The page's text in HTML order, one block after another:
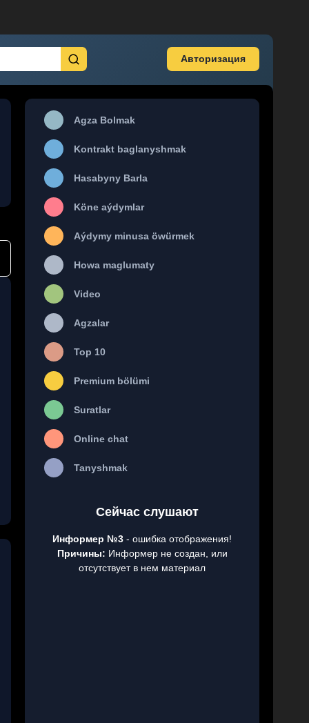
Авторизация
Agza Bolmak
Kontrakt baglanyshmak
Hasabyny Barla
Köne aýdymlar
Aýdymy minusa öwürmek
Howa maglumaty
Video
Agzalar
Top 10
Premium bölümi
Suratlar
Online chat
Tanyshmak
Сейчас слушают
Информер №3 - ошибка отображения!
Причины: Информер не создан, или
отсутствует в нем материал